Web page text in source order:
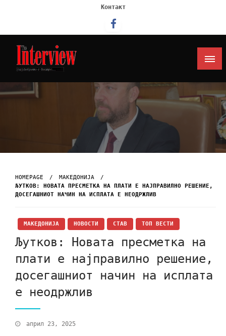
Контакт
Интервју
HOMEPAGE
МАКЕДОНИЈА
ЉУТКОВ: НОВАТА ПРЕСМЕТКА НА ПЛАТИ Е НАЈПРАВИЛНО РЕШЕНИЕ,
ДОСЕГАШНИОТ НАЧИН НА ИСПЛАТА Е НЕОДРЖЛИВ
МАКЕДОНИЈА НОВОСТИ СТАВ ТОП ВЕСТИ
Љутков: Новата пресметка на
плати е најправилно решение,
досегашниот начин на исплата
е неодржлив
април 23, 2025